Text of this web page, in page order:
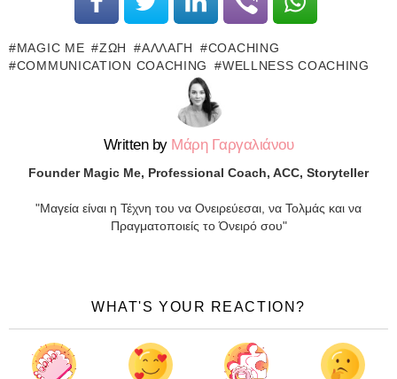
MAGIC ME ΖΩΉ ΑΛΛΑΓΉ
COACHING
COMMUNICATION COACHING
WELLNESS COACHING
Written by Μάρη Γαργαλιάνου
Founder Magic Me, Professional Coach, ACC, Storyteller
"Μαγεία είναι η Τέχνη του να Ονειρεύεσαι, να Τολμάς και να
Πραγματοποιείς το Όνειρό σου"
WHAT'S YOUR REACTION?